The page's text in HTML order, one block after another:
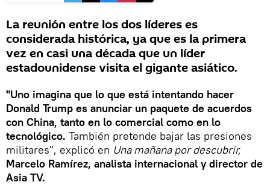
La reunión entre los dos líderes es
considerada histórica, ya que es la primera
vez en casi una década que un líder
estadounidense visita el gigante asiático.
"Uno imagina que lo que está intentando hacer
Donald Trump es anunciar un paquete de acuerdos
con China, tanto en lo comercial como en lo
tecnológico. También pretende bajar las presiones
militares", explicó en Una mañana por descubrir,
Marcelo Ramírez, analista internacional y director de
Asia TV.